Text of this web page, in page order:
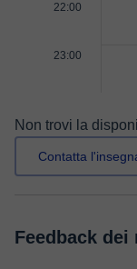
22:00
23:00
Non trovi la
Contatta
Feedback